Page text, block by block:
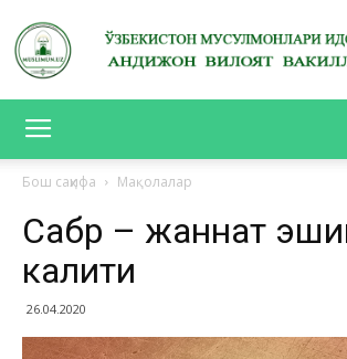
ВИЛОЯТ
Бош саҳифа Мақолалар
Сабр – жаннат
калити
26.04.2020